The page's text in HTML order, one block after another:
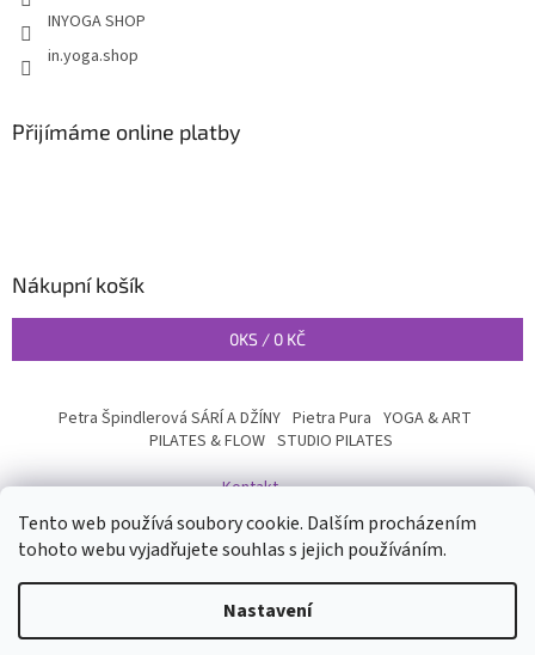
Tento web používá soubory cookie. Dalším procházením
tohoto webu vyjadřujete souhlas s jejich používáním.
Nastavení
INYOGA SHOP
in.yoga.shop
Přijímáme online platby
Nákupní košík
0KS / 0 KČ
Petra Špindlerová SÁRÍ A DŽÍNY Pietra Pura YOGA & ART
PILATES & FLOW STUDIO PILATES
Kontakt